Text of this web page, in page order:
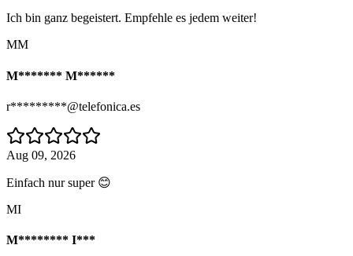
Ich bin ganz begeistert. Empfehle es jedem weiter!
MM
M******* M******
r*********@telefonica.es
Aug 09, 2026
Einfach nur super 😊
MI
M******** I***